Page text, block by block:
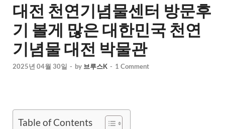
대전 천연기념물센터 방문후
기 볼게 많은 대한민국 천연
기념물 대전 박물관
2025년 04월 30일 - by 브루스K - 1 Comment
Table of Contents